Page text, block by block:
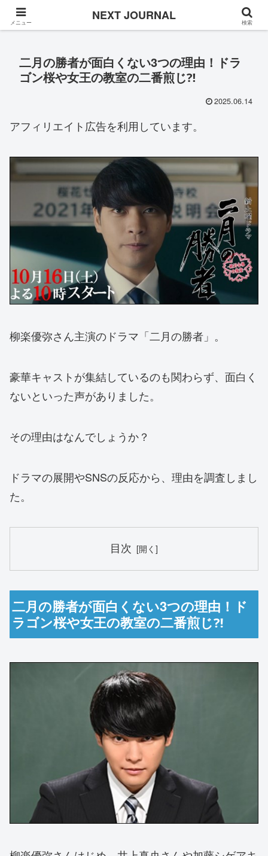
Once in a while
二月の勝者が面白くない3つの理由！ドラ
ゴン桜や女王の教室の二番煎じ⁈
2025.06.14
アフィリエイト広告を利用しています。
柳楽優弥さん主演のドラマ「二月の勝者」。
豪華キャストが集結しているのも関わらず、面白く
ないといった声がありました。
その理由はなんでしょうか？
ドラマの展開やSNSの反応から、理由を調査しまし
た。
目次
二月の勝者が面白くない3つの理由！ド
ラゴン桜や女王の教室の二番煎じ⁈
メニュー NEXT JOURNAL 検索